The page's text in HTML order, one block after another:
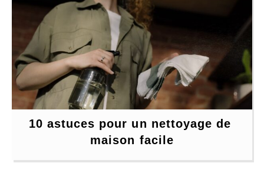
10 astuces pour un nettoyage de
maison facile